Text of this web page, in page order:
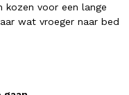
kozen voor een lange
wat vroeger naar bed